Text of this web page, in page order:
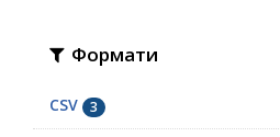
Формати
CSV 3